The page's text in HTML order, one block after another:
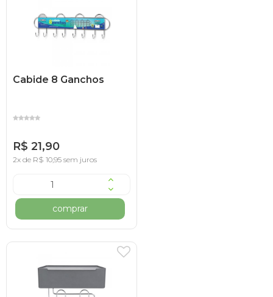
Cabide 8 Ganchos
R$ 21,90
2x de R$ 10,95 sem juros
comprar